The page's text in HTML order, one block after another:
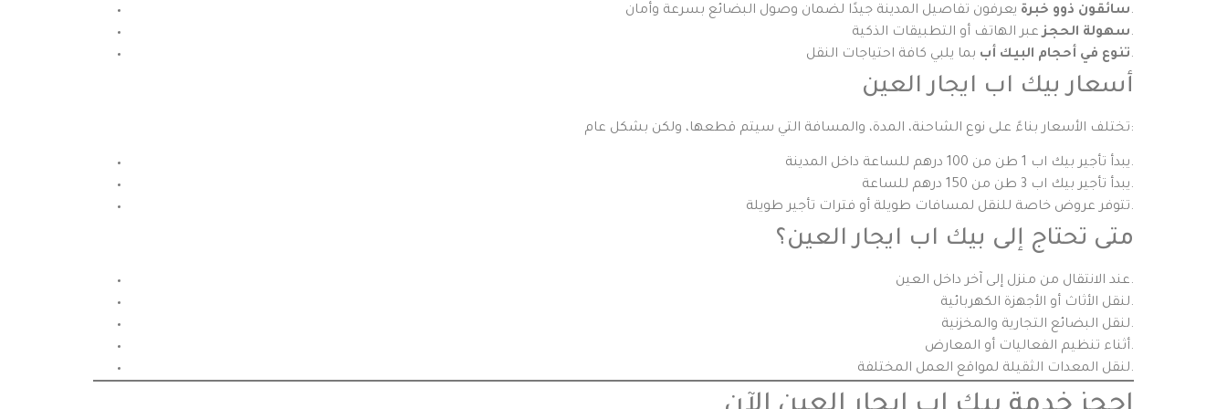
سائقون ذوو خبرةيعرفون تفاصيل المدينة جيدًا لضمان وصول البضائع بسرعة وأمان.
سهولة الحجزعبر الهاتف أو التطبيقات الذكية.
تنوع في أحجام البيك أببما يلبي كافة احتياجات النقل.
أسعار بيك اب ايجار العين
تختلف الأسعار بناءً على نوع الشاحنة، المدة، والمسافة التي سيتم قطعها، ولكن بشكل عام:
يبدأ تأجير بيك اب 1 طن من 100 درهم للساعة داخل المدينة.
يبدأ تأجير بيك اب 3 طن من 150 درهم للساعة.
تتوفر عروض خاصة للنقل لمسافات طويلة أو فترات تأجير طويلة.
متى تحتاج إلى بيك اب ايجار العين؟
عند الانتقال من منزل إلى آخر داخل العين.
لنقل الأثاث أو الأجهزة الكهربائية.
لنقل البضائع التجارية والمخزنية.
أثناء تنظيم الفعاليات أو المعارض.
لنقل المعدات الثقيلة لمواقع العمل المختلفة.